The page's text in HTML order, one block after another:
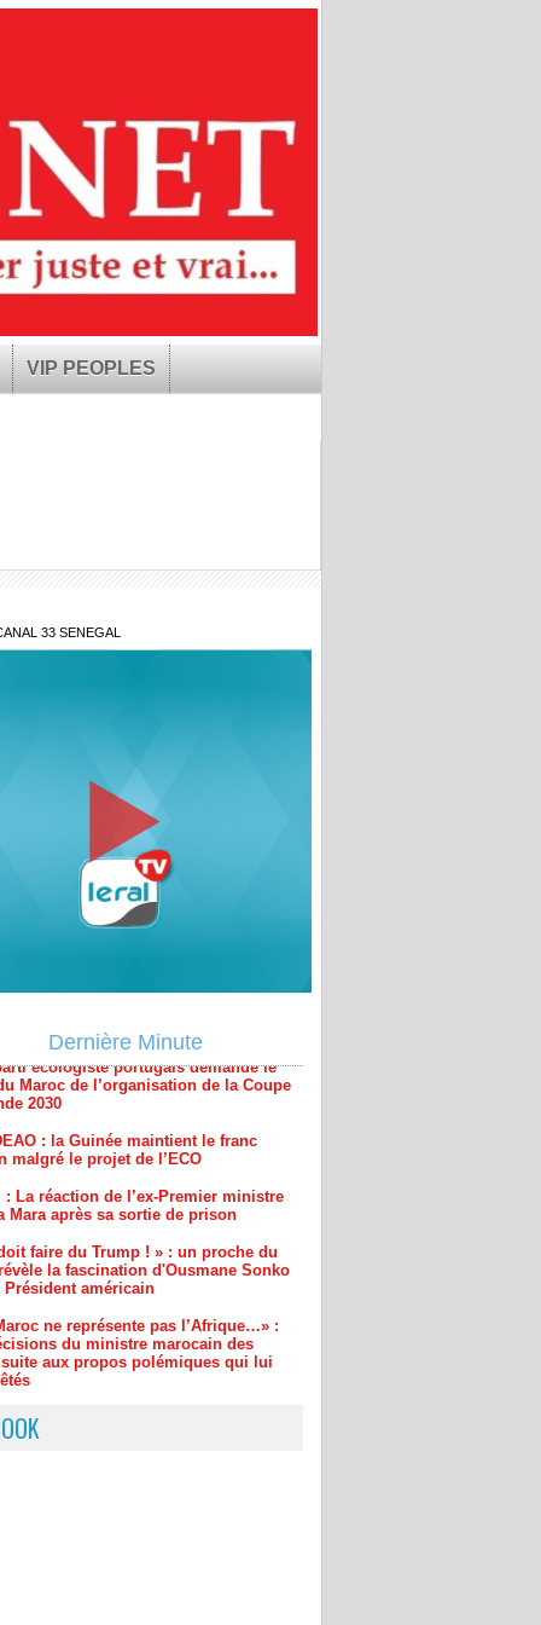
VIP PEOPLES
33 SENEGAL
Dernière Minute
2030
: la Guinée maintient le franc
malgré le projet de l’ECO
: La réaction de l’ex-Premier ministre
Mara après sa sortie de prison
faire du Trump ! » : un proche du
la fascination d'Ousmane Sonko
américain
ne représente pas l’Afrique…» :
du ministre marocain des
aux propos polémiques qui lui
: Le Sénat enquête sur une agence
fictive financée par l'État